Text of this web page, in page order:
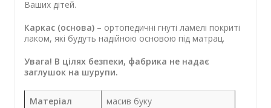
Ваших дітей.
Каркас (основа)– ортопедичні гнуті ламелі покриті
лаком, які будуть надійною основою під матрац.
Увага! В цілях безпеки, фабрика не надає
заглушок на шурупи.
Матеріал
масив буку